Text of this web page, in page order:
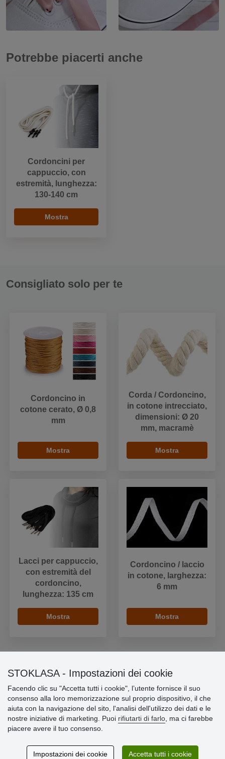
Potrebbe piacerti anche
Cordoncini per
cappuccio, con
estremità, lunghezza:
130-140 cm
Mostra
Consigliato solo per te
Cordoncino in
cotone cerato, Ø 0,8
mm
Mostra
Corda / Cordoncino,
in cotone intrecciato,
dimensioni: Ø 20
mm, macramè
Mostra
Lacci per cappuccio,
con estremità del
cordoncino,
lunghezza: 135 cm
Mostra
Cordoncino / laccio
in cotone, larghezza:
6 mm
Mostra
» Impostazioni dei cookie
» Termini & Condizioni
» Informativa sulla Privacy
» Consegna e pagamento
» Programma fedeltà
STOKLASA - Impostazioni dei cookie
Facendo clic su "Accetta tutti i cookie", l’utente fornisce il suo
consenso alla loro memorizzazione sul proprio dispositivo, il che
aiuta con la navigazione del sito, l'analisi dell'utilizzo dei dati e le
nostre iniziative di marketing. Puoi rifiutarti di farlo , ma ci farebbe
piacere avere il tuo consenso.
Impostazioni dei cookie Accetta tutti i cookie